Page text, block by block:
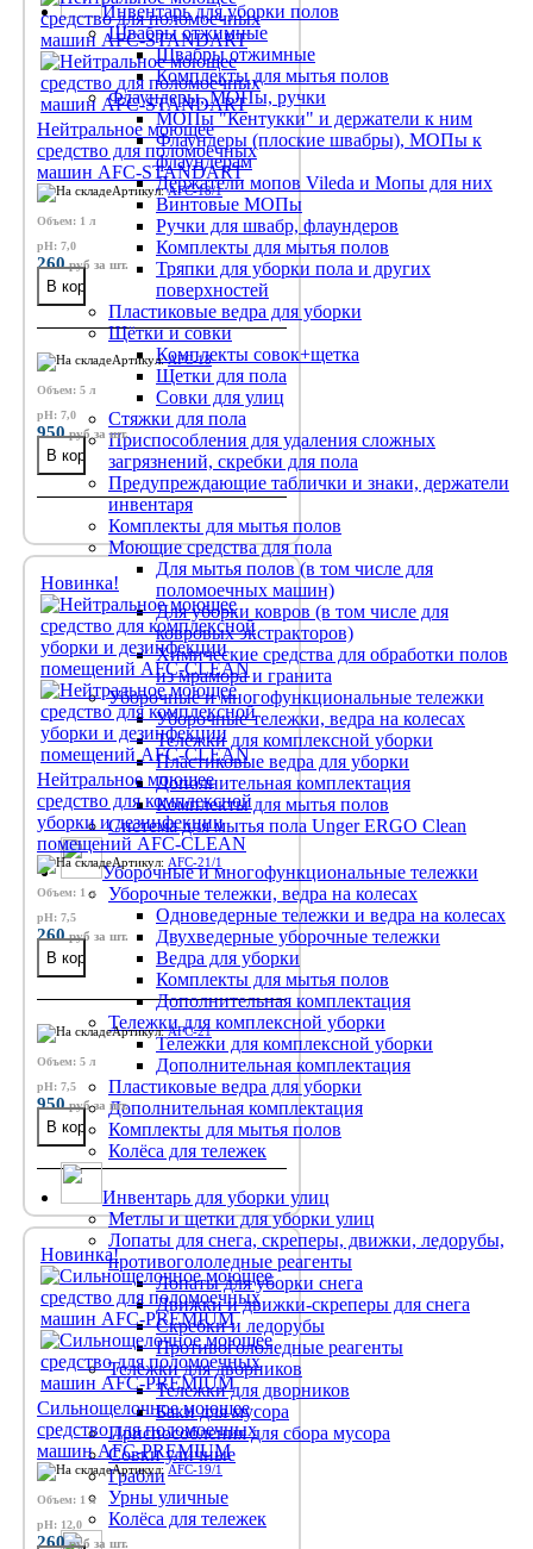
Инвентарь для уборки полов
Швабры отжимные
Швабры отжимные
Комплекты для мытья полов
Флаундеры, МОПы, ручки
МОПы "Кентукки" и держатели к ним
Флаундеры (плоские швабры), МОПы к
флаундерам
Держатели мопов Vileda и Мопы для них
Винтовые МОПы
Ручки для швабр, флаундеров
Комплекты для мытья полов
Тряпки для уборки пола и других
поверхностей
Пластиковые ведра для уборки
Щётки и совки
Комплекты совок+щетка
Щетки для пола
Совки для улиц
Стяжки для пола
Приспособления для удаления сложных
загрязнений, скребки для пола
Предупреждающие таблички и знаки, держатели
инвентаря
Комплекты для мытья полов
Моющие средства для пола
Для мытья полов (в том числе для
поломоечных машин)
Для уборки ковров (в том числе для
ковровых экстракторов)
Химические средства для обработки полов
из мрамора и гранита
Уборочные и многофункциональные тележки
Уборочные тележки, ведра на колесах
Тележки для комплексной уборки
Пластиковые ведра для уборки
Дополнительная комплектация
Комплекты для мытья полов
Система для мытья пола Unger ERGO Clean
Уборочные и многофункциональные тележки
Уборочные тележки, ведра на колесах
Одноведерные тележки и ведра на колесах
Двухведерные уборочные тележки
Ведра для уборки
Комплекты для мытья полов
Дополнительная комплектация
Тележки для комплексной уборки
Тележки для комплексной уборки
Дополнительная комплектация
Пластиковые ведра для уборки
Дополнительная комплектация
Комплекты для мытья полов
Колёса для тележек
Инвентарь для уборки улиц
Метлы и щетки для уборки улиц
Лопаты для снега, скреперы, движки, ледорубы,
противогололедные реагенты
Лопаты для уборки снега
Движки и движки-скреперы для снега
Скребки и ледорубы
Противогололедные реагенты
Тележки для дворников
Тележки для дворников
Баки для мусора
Приспособления для сбора мусора
Совки уличные
Грабли
Урны уличные
Колёса для тележек
Нейтральное моющее
средство для поломоечных
машин AFC-STANDART
Артикул:AFC-18/1
Объем: 1 л
pH: 7,0
260руб за шт.
Артикул:AFC-18
Объем: 5 л
pH: 7,0
950руб за шт.
Новинка!
Нейтральное моющее
средство для комплексной
уборки и дезинфекции
помещений AFC-CLEAN
Артикул: AFC-21/1
Объем: 1 л
pH: 7,5
260руб за шт.
Артикул:AFC-21
Объем: 5 л
pH: 7,5
950рубза шт.
Новинка!
Сильнощелочное моющее
средство для поломоечных
машин AFC-PREMIUM
Артикул:AFC-19/1
Объем: 1 л
pH: 12,0
260руб за шт.